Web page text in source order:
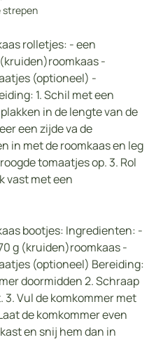
strepen
rolletjes: - een
-
(optioneel) -
1. Schil met een
in de lengte van de
een zijde va de
in met de roomkaas en leg
tomaatjes op. 3. Rol
vast met een
bootjes: Ingredienten: -
g (kruiden)roomkaas -
(optioneel) Bereiding:
doormidden 2. Schraap
Vul de komkommer met
de komkommer even
en snij hem dan in